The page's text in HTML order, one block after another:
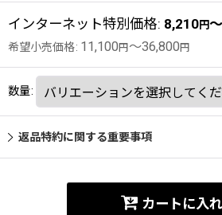
インターネット特別価格: 8,210円
希望小売価格: 11,100 円 ～36,800 円
数量:
返品特約に関する重要事項
カートに入